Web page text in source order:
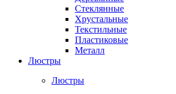
Стеклянные
Хрустальные
Текстильные
Пластиковые
Металл
Люстры
Люстры